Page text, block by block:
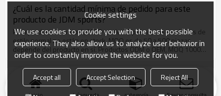
¿Cuál es la cantidad mínima de pedido para este
producto de JDM sports?
Para productos en stock, MOQ es de 10 piezas; Los productos de
estilo normal no están en stock, MOQ es de 50 a 500 piezas,
depende del producto en sí. Productos ODM o OEM, MOQ 1000
piezas
¿Cuál es el puerto de embarque para los deportes
JDM?
Cookie settings
We use cookies to provide you with the best possible
experience. They also allow us to analyze user behavior in
order to constantly improve the website for you.
Accept all Accept Selection
Reject All